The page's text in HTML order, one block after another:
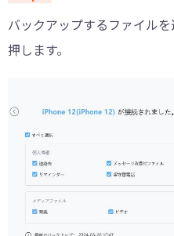
バックアップするファイル
押します。